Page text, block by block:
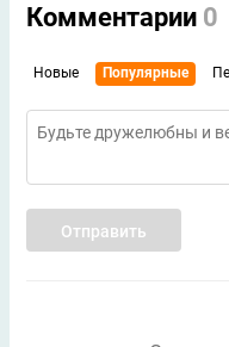
Комментарии 7
Новые Популярные
Отправить